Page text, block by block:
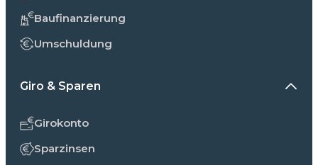
Baufinanzierung
Umschuldung
Giro & Sparen
Girokonto
Sparzinsen